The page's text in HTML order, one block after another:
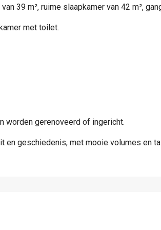
39 m², ruime slaapkamer van 42 m²,
met toilet.
worden gerenoveerd of ingericht.
en geschiedenis, met mooie volumes en